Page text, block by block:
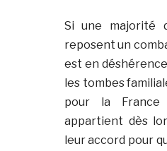
Si une majorité
reposent un
est en
les tombes
pour la
appartient dès
leur accord pour